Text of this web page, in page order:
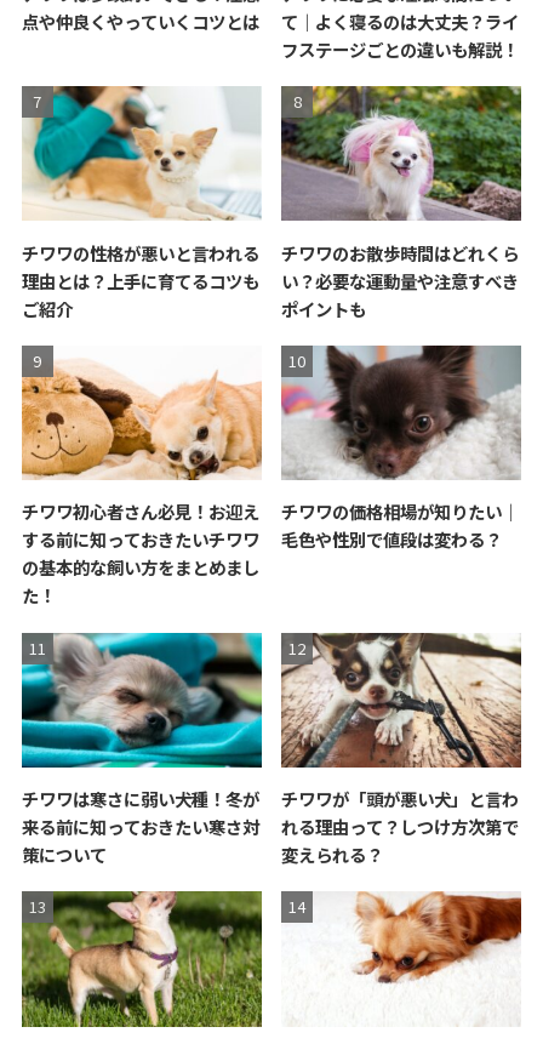
点や仲良くやっていくコツとは
て｜よく寝るのは大丈夫？ライ
フステージごとの違いも解説！
チワワの性格が悪いと言われる
理由とは？上手に育てるコツも
ご紹介
チワワのお散歩時間はどれくら
い？必要な運動量や注意すべき
ポイントも
チワワ初心者さん必見！お迎え
する前に知っておきたいチワワ
の基本的な飼い方をまとめまし
た！
チワワの価格相場が知りたい｜
毛色や性別で値段は変わる？
チワワは寒さに弱い犬種！冬が
来る前に知っておきたい寒さ対
策について
チワワが「頭が悪い犬」と言わ
れる理由って？しつけ方次第で
変えられる？